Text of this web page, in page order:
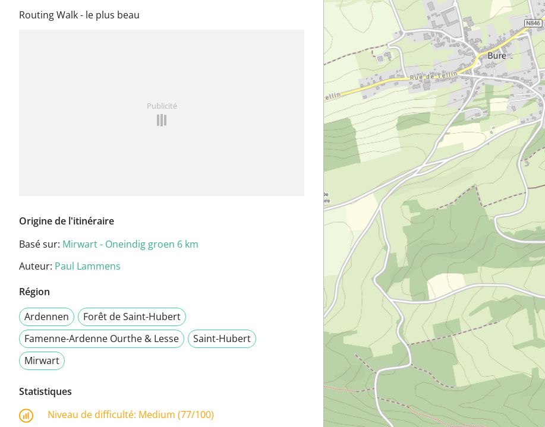
Routing Walk - le plus beau
Publicité
Origine de l'itinéraire
Basé sur: Mirwart - Oneindig groen 6 km
Auteur: Paul Lammens
Région
Ardennen
Forêt de Saint-Hubert
Famenne-Ardenne Ourthe & Lesse
Saint-Hubert
Mirwart
Statistiques
Niveau de difficulté: Medium (77/100)